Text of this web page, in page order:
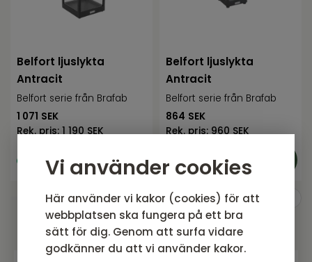
Vi använder cookies
Här använder vi kakor (cookies) för att
webbplatsen ska fungera på ett bra
sätt för dig. Genom att surfa vidare
godkänner du att vi använder kakor.
Belfort ljuslykta
Antracit
Belfort serie från Brafab
1 071 SEK
Rek. pris: 1 190 SEK
uppställd i butik
Belfort ljuslykta
Antracit
Belfort serie från Brafab
864 SEK
Rek. pris: 960 SEK
uppställd i butik